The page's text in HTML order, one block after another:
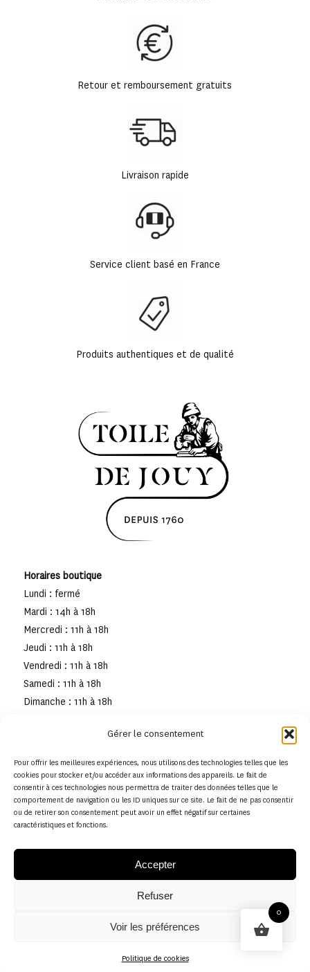
Gérer le consentement
Pour offrir les meilleures expériences, nous utilisons des technologies telles que les
cookies pour stocker et/ou accéder aux informations des appareils. Le fait de
consentir à ces technologies nous permettra de traiter des données telles que le
comportement de navigation ou les ID uniques sur ce site. Le fait de ne pas consentir
ou de retirer son consentement peut avoir un effet négatif sur certaines
caractéristiques et fonctions.
Accepter
Refuser
Voir les préférences
Politique de cookies
Retour et remboursement gratuits
Livraison rapide
Service client basé en France
Produits authentiques et de qualité
Horaires boutique
Lundi : fermé
Mardi : 14h à 18h
Mercredi : 11h à 18h
Jeudi : 11h à 18h
Vendredi : 11h à 18h
Samedi : 11h à 18h
Dimanche : 11h à 18h
Conditions générales
0